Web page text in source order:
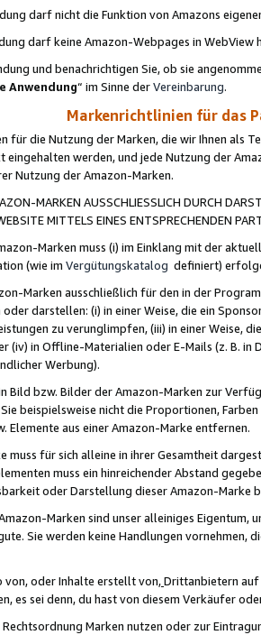
darf nicht die Funktion von Amazons
darf keine Amazon-Webpages in WebView
und benachrichtigen Sie, ob sie
Anwendung“ im Sinne derVereinbarung.
Markenrichtlinien für das
für die Nutzung der Marken, die wir Ihnen als
eingehalten werden, und jede Nutzung der
Nutzung der Amazon-Marken.
MARKEN AUSSCHLIESSLICH DURCH
MITTELS EINES ENTSPRECHENDEN
Marken muss (i) im Einklang mit der
(wie im Vergütungskatalog definiert)
Marken ausschließlich für den in der
darstellen: (i) in einer Weise, die ein
zu verunglimpfen, (iii) in einer Weise,
(iv) in Offline-Materialien oder E-Mails (z. B. in
Werbung).
Bild bzw. Bilder der Amazon-Marken zur
beispielsweise nicht die Proportionen,
Elemente aus einer Amazon-Marke entfernen.
muss für sich alleine in ihrer Gesamtheit
muss ein hinreichender Abstand
oder Darstellung dieser Amazon-Marke
Marken sind unser alleiniges
Sie werden keine Handlungen vornehmen,
von, oder Inhalte erstellt von,Drittanbietern auf
es sei denn, du hast von diesem Verkäufer
Marken nutzen oder zur